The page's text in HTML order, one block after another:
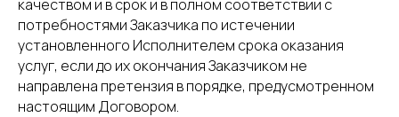
качеством и в срок и в полном соответствии с
потребностями Заказчика по истечении
установленного Исполнителем срока оказания
услуг, если до их окончания Заказчиком не
направлена претензия в порядке, предусмотренном
настоящим Договором.